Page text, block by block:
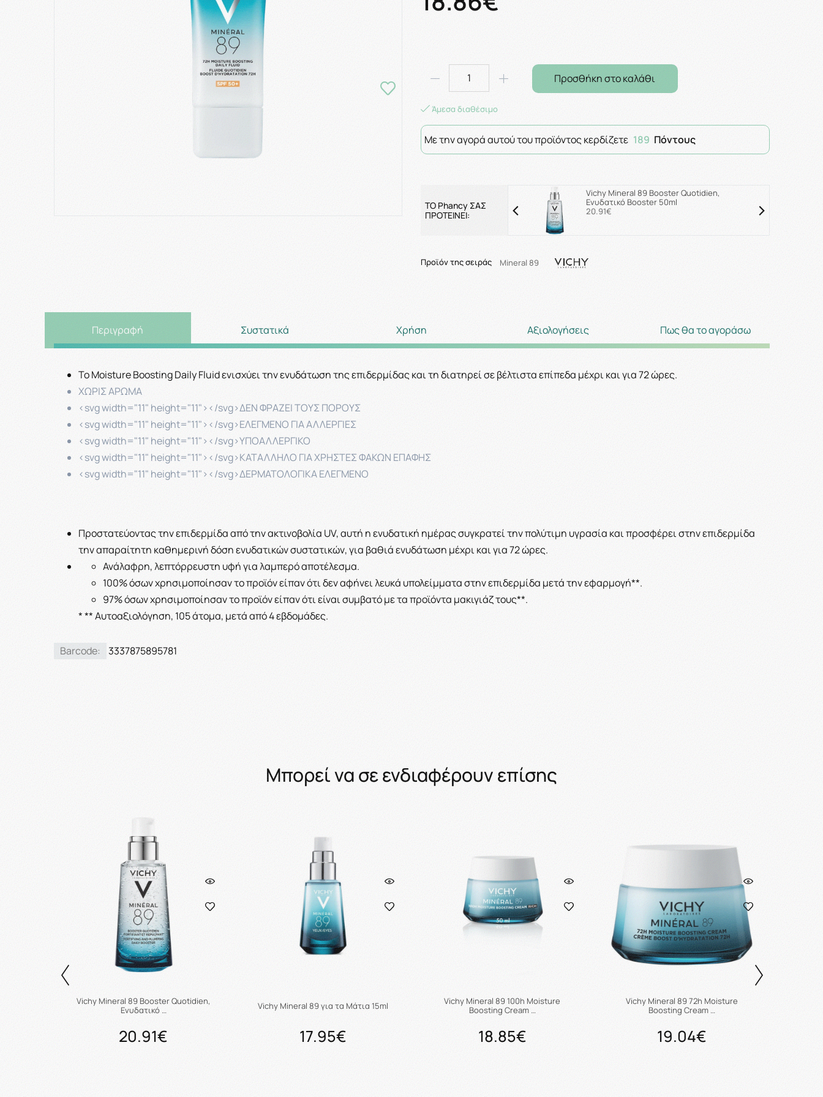
Προσθήκη στο καλάθι
Άμεσα διαθέσιμο
Με την αγορά αυτού του προϊόντος κερδίζετε 189 Πόντους
ΤΟ Phancy ΣΑΣ
ΠΡΟΤΕΙΝΕΙ:
Vichy Mineral 89 Booster Quotidien,
Ενυδατικό Booster 50ml
20.91€
Προϊόν της σειράς Mineral 89
Περιγραφή Συστατικά Χρήση Αξιολογήσεις Πως θα το αγοράσω
Το Moisture Boosting Daily Fluid ενισχύει την ενυδάτωση της επιδερμίδας και τη διατηρεί σε βέλτιστα επίπεδα μέχρι και για 72 ώρες.
ΧΩΡΙΣ ΑΡΩΜΑ
<svg width="11" height="11"></svg>ΔΕΝ ΦΡΑΖΕΙ ΤΟΥΣ ΠΟΡΟΥΣ
<svg width="11" height="11"></svg>ΕΛΕΓΜΕΝΟ ΓΙΑ ΑΛΛΕΡΓΙΕΣ
<svg width="11" height="11"></svg>ΥΠΟΑΛΛΕΡΓΙΚΟ
<svg width="11" height="11"></svg>ΚΑΤΑΛΛΗΛΟ ΓΙΑ ΧΡΗΣΤΕΣ ΦΑΚΩΝ ΕΠΑΦΗΣ
<svg width="11" height="11"></svg>ΔΕΡΜΑΤΟΛΟΓΙΚΑ ΕΛΕΓΜΕΝΟ
Προστατεύοντας την επιδερμίδα από την ακτινοβολία UV, αυτή η ενυδατική ημέρας συγκρατεί την πολύτιμη υγρασία και προσφέρει στην επιδερμίδα
την απαραίτητη καθημερινή δόση ενυδατικών συστατικών, για βαθιά ενυδάτωση μέχρι και για 72 ώρες.
Ανάλαφρη, λεπτόρρευστη υφή για λαμπερό αποτέλεσμα.
100% όσων χρησιμοποίησαν το προϊόν είπαν ότι δεν αφήνει λευκά υπολείμματα στην επιδερμίδα μετά την εφαρμογή**.
97% όσων χρησιμοποίησαν το προϊόν είπαν ότι είναι συμβατό με τα προϊόντα μακιγιάζ τους**.
* ** Αυτοαξιολόγηση, 105 άτομα, μετά από 4 εβδομάδες.
Barcode: 3337875895781
Μπορεί να σε ενδιαφέρουν επίσης
Vichy Mineral 89 Booster Quotidien,
Ενυδατικό …
20.91€
Vichy Mineral 89 για τα Μάτια 15ml
17.95€
Vichy Mineral 89 100h Moisture
Boosting Cream …
18.85€
Vichy Mineral 89 72h Moisture
Boosting Cream …
19.04€